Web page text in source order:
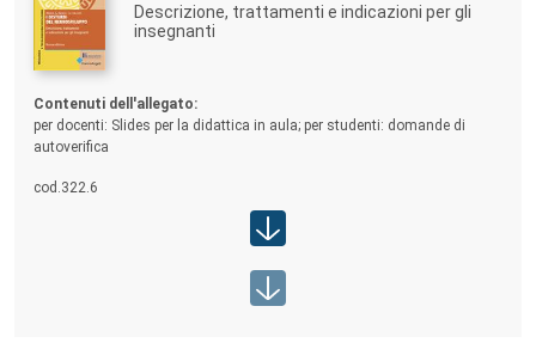
Descrizione, trattamenti e indicazioni per gli
insegnanti
Contenuti allegato:
Contenuti dell'allegato:
per docenti: Slides per la didattica in aula; per studenti: domande di
autoverifica
cod. 322.6